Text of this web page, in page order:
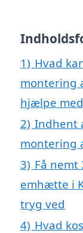
1) Hvad
montering
hjælpe
2) Indhent
montering
3) Få
emhætte i
tryg ved
4) Hvad